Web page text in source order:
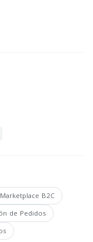
B2C
de Pedidos